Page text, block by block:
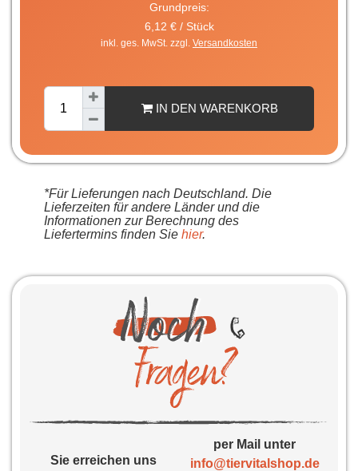
Grundpreis:
6,12 € / Stück
inkl. ges. MwSt. zzgl. Versandkosten
IN DEN WARENKORB
*Für Lieferungen nach Deutschland. Die
Lieferzeiten für andere Länder und die
Informationen zur Berechnung des
Liefertermins finden Sie hier.
Sie erreichen uns
per Mail unter
info@tiervitalshop.de